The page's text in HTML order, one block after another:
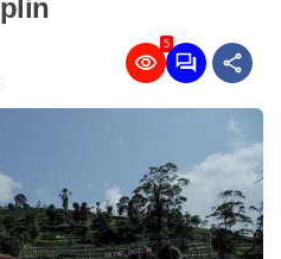
5